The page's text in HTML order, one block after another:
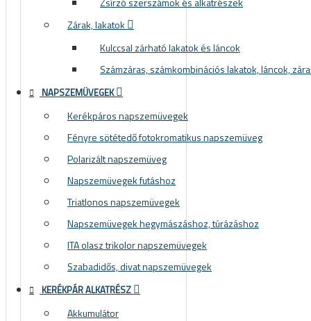
Zárak, lakatok
Kulccsal zárható lakatok és láncok
Számzáras, számkombinációs lakatok, láncok,
NAPSZEMÜVEGEK
Kerékpáros napszemüvegek
Fényre sötétedő fotokromatikus napszemüveg
Polarizált napszemüveg
Napszemüvegek futáshoz
Triatlonos napszemüvegek
Napszemüvegek hegymászáshoz, túrázáshoz
ITA olasz trikolor napszemüvegek
Szabadidős, divat napszemüvegek
KERÉKPÁR ALKATRÉSZ
Akkumulátor